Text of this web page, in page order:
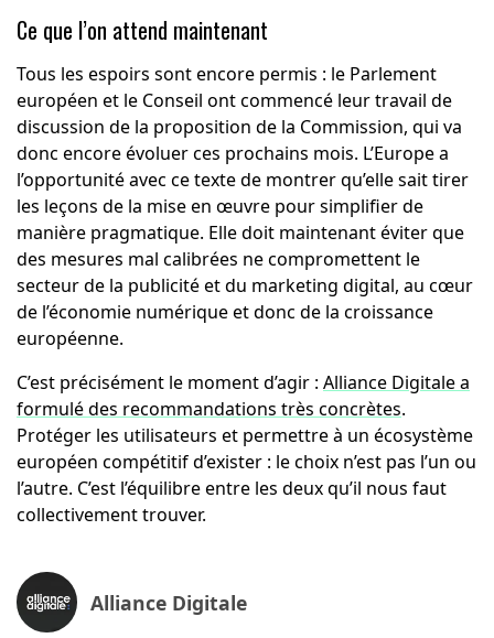
Ce que l’on attend maintenant
Tous les espoirs sont encore permis : le Parlement
européen et le Conseil ont commencé leur travail de
discussion de la proposition de la Commission, qui va
donc encore évoluer ces prochains mois. L’Europe a
l’opportunité avec ce texte de montrer qu’elle sait tirer
les leçons de la mise en œuvre pour simplifier de
manière pragmatique. Elle doit maintenant éviter que
des mesures mal calibrées ne compromettent le
secteur de la publicité et du marketing digital, au cœur
de l’économie numérique et donc de la croissance
européenne.
C’est précisément le moment d’agir : Alliance Digitale a
formulé des recommandations très concrètes.
Protéger les utilisateurs et permettre à un écosystème
européen compétitif d’exister : le choix n’est pas l’un ou
l’autre. C’est l’équilibre entre les deux qu’il nous faut
collectivement trouver.
Alliance Digitale